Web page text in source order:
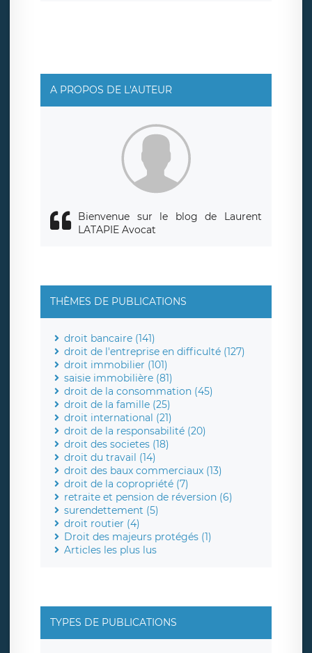
rue Léopold Sédar Senghor, joignable à l’adresse mail :
responsabledetraitement@legavox.fr. Vous avez
également le droit d’introduire une réclamation auprès
d’une autorité de contrôle.
A PROPOS DE L'AUTEUR
Bienvenue sur le blog de Laurent
LATAPIE Avocat
THÈMES DE PUBLICATIONS
droit bancaire (141)
droit de l'entreprise en difficulté (127)
droit immobilier (101)
saisie immobilière (81)
droit de la consommation (45)
droit de la famille (25)
droit international (21)
droit de la responsabilité (20)
droit des societes (18)
droit du travail (14)
droit des baux commerciaux (13)
droit de la copropriété (7)
retraite et pension de réversion (6)
surendettement (5)
droit routier (4)
Droit des majeurs protégés (1)
Articles les plus lus
TYPES DE PUBLICATIONS